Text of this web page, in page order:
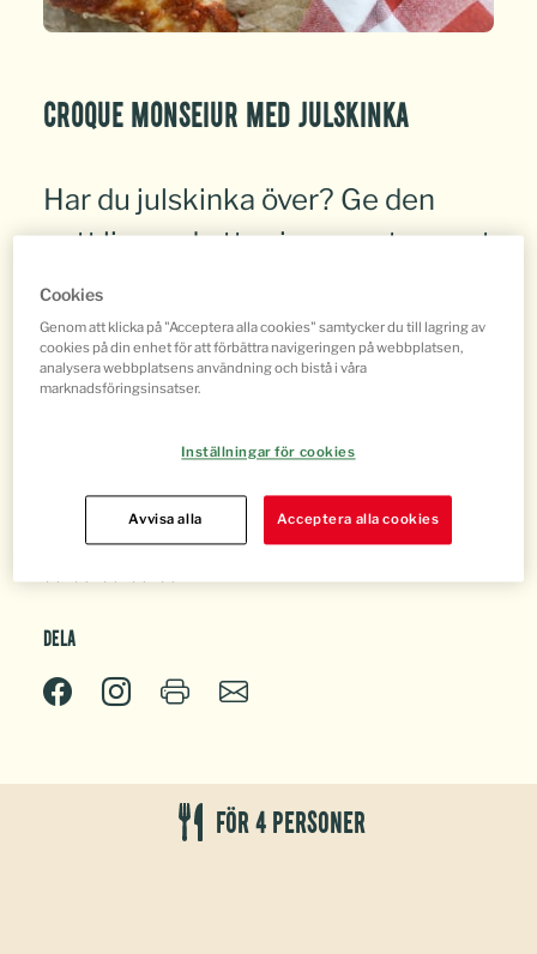
Croque monseiur med julskinka
Har du julskinka över? Ge den
nytt liv med ett svinnsmart recept
på Croque Monsieur! En krispig,
gyllene smörgås fylld med skinka,
ost och krämig béchamelsås -
mysiga kvällar. Enkelt, gott och
räddar resterna med stil!
Dela
För 4 personer
Cookies
Genom att klicka på "Acceptera alla cookies" samtycker du till lagring av
cookies på din enhet för att förbättra navigeringen på webbplatsen,
analysera webbplatsens användning och bistå i våra
marknadsföringsinsatser.
Inställningar för cookies
Avvisa alla Acceptera alla cookies